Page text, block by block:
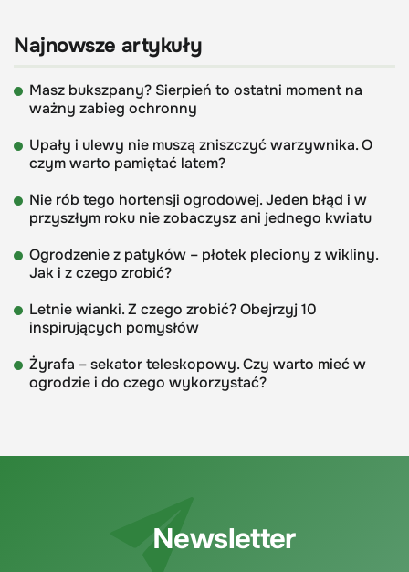
Najnowsze artykuły
Masz bukszpany? Sierpień to ostatni moment na
ważny zabieg ochronny
Upały i ulewy nie muszą zniszczyć warzywnika. O
czym warto pamiętać latem?
Nie rób tego hortensji ogrodowej. Jeden błąd i w
przyszłym roku nie zobaczysz ani jednego kwiatu
Ogrodzenie z patyków – płotek pleciony z wikliny.
Jak i z czego zrobić?
Letnie wianki. Z czego zrobić? Obejrzyj 10
inspirujących pomysłów
Żyrafa – sekator teleskopowy. Czy warto mieć w
ogrodzie i do czego wykorzystać?
Newsletter